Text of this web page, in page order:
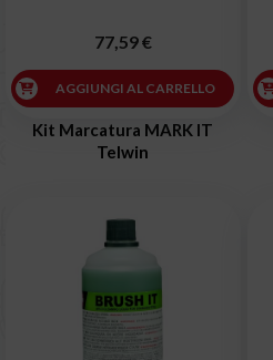
Kit Marcatura MARK IT
Telwin
77,59 €
AGGIUNGI AL CARRELLO